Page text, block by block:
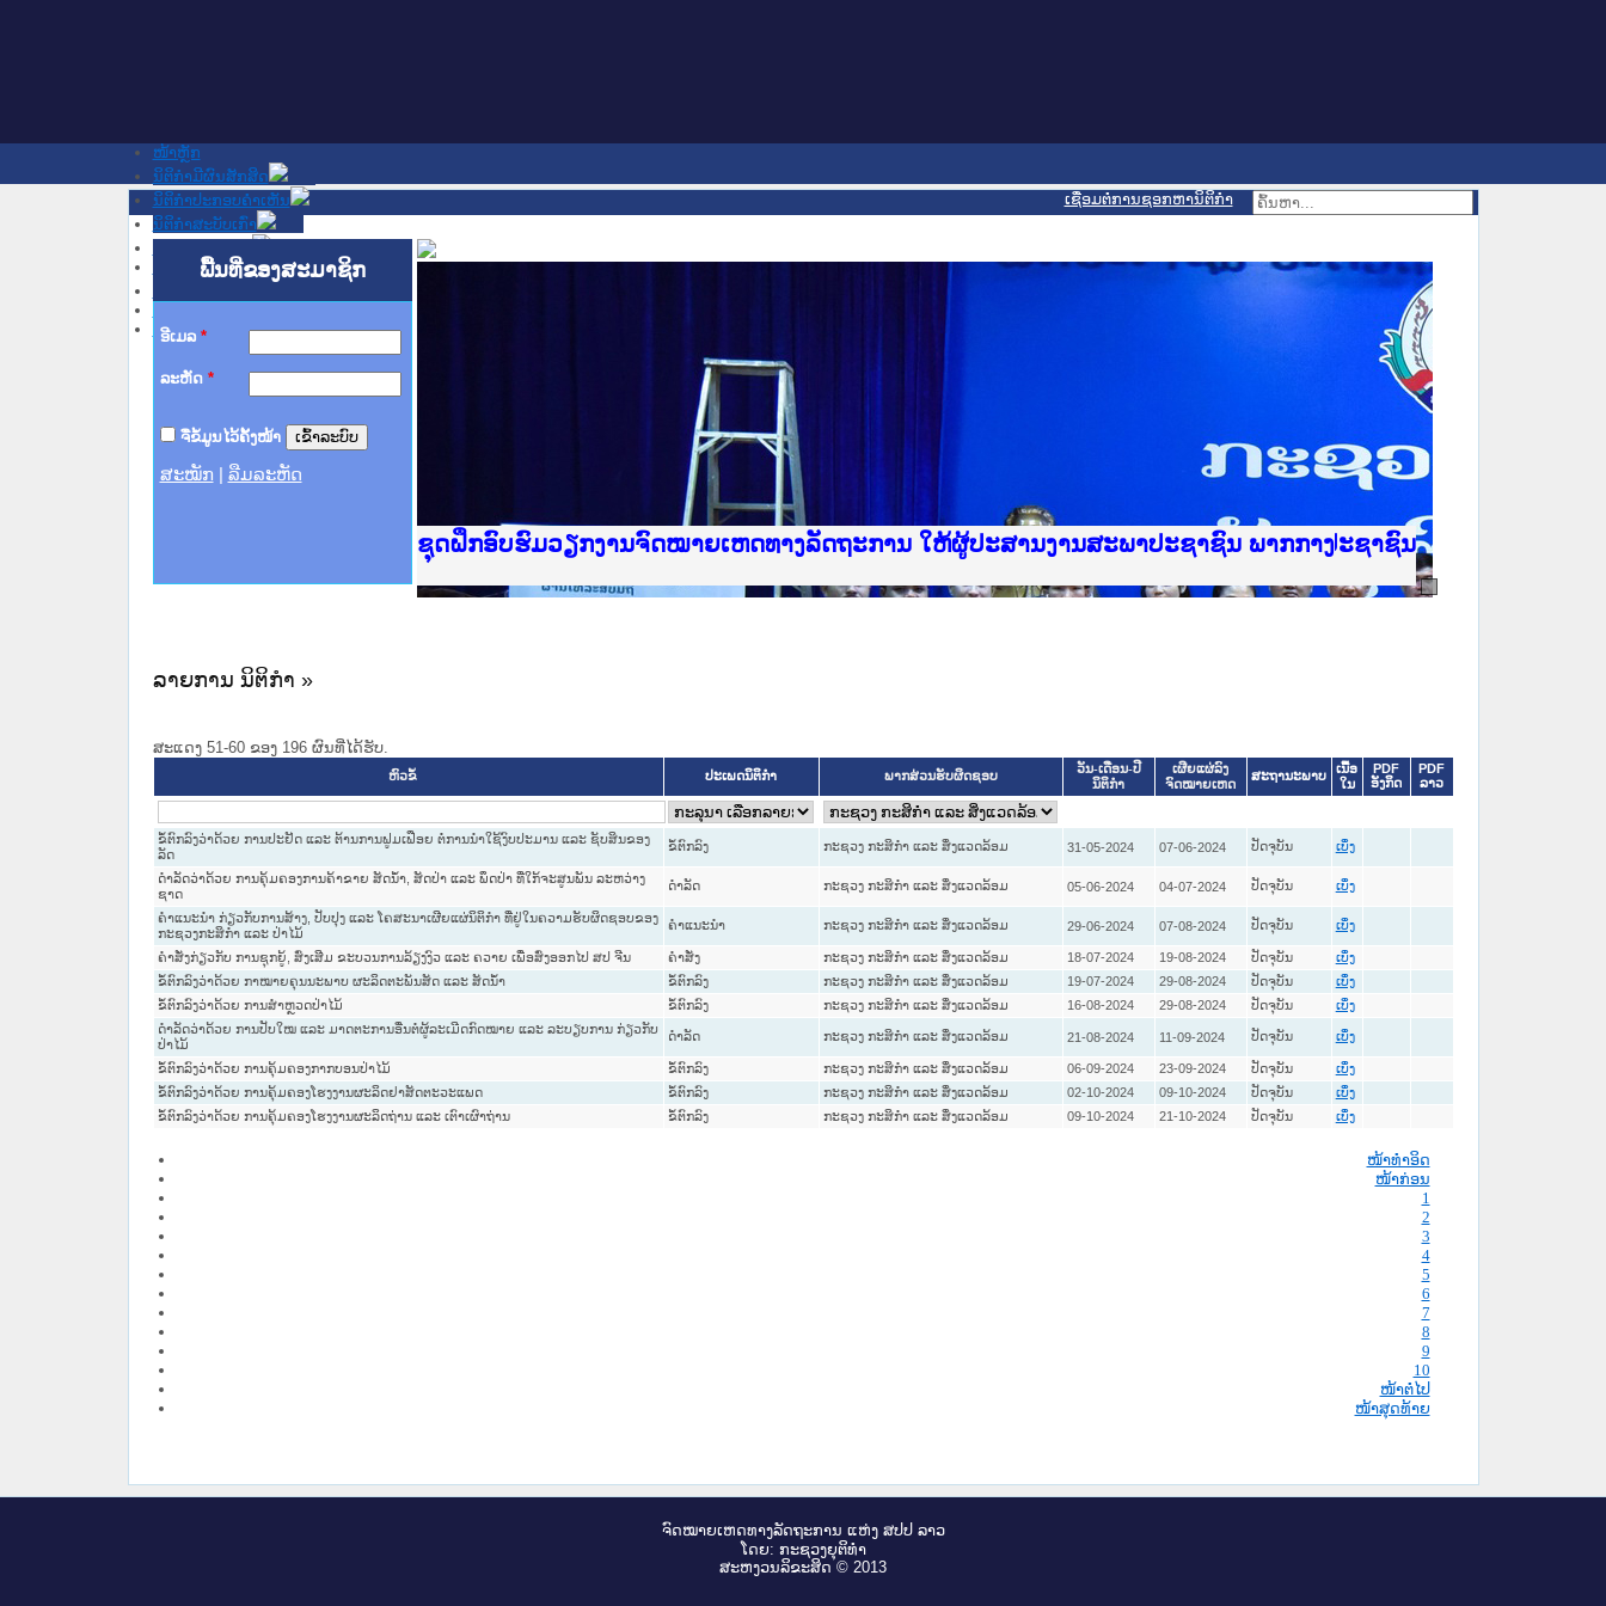
ໜ້າຫຼັກ
ນິຕິກໍາມີຜົນສັກສິດ
ນິຕິກໍາປະກອບຄໍາເຫັນ
ນິຕິກໍາສະບັບເກົ່າ
ເວັບໄຊອື່ນໆ
ຊ່ວຍເຫຼືອ
ເຊື່ອມຕໍ່ການຊອກຫານິຕິກຳ
ພື້ນທີ່ຂອງສະມາຊິກ
ອີເມລ *
ລະຫັດ *
ຈື່ຂໍ້ມູນໄວ້ຄັ້ງໜ້າ
ສະໝັກ ລືມລະຫັດ
Ministry of Justice Lao PDR
ເຜີຍແຜ່ວັບໄຊຈົດໝາຍເຫດທາງລັດຖະການ ແລະ ແອັບກົດໝາຍລາວ ທີ່ ສະຖາບັນຍຸຕິທຳແຫ່ງຊາດ
ກະຊວງຍຸຕິທຳ
ຊຸດຝຶກອົບຮົມວຽກງານຈົດໝາຍເຫດທາງລັດຖະການ ໃຫ້ຜູ້ປະສານງານສະພາປະຊາຊົນ ພາກເໜືອ
ກອງປະຊຸມທົບທວນຄືນການຈັດຕັ້ງປະຕິບັດວຽກງານຈົດໝາຍເຫດທາງລັດຖະການ
ຝຶກອົບຮົມ ຜູ່ປະສານງານວຽກງານຈົດໝາຍເຫດທາງລັດຖະການ ສຳລັບ ພາກກາງ
ຝຶກອົບຮົມ ຜູ່ປະສານງານວຽກງານຈົດໝາຍເຫດທາງລັດຖະການ ສຳລັບ ພາກໃຕ້
ເຜີຍແຜ່ແອັບກົດໝາຍລາວ ແລະ ເວັບໄຊຈົດໝາຍເຫດທາງລັດຖະການ ທີ່ ວິທະຍາຄານຕຳຫຼວດປະຊາຊົນ
ເຜີຍແຜ່ແອັບກົດໝາຍລາວ ແລະ ເວັບໄຊຈົດໝາຍເຫດທາງລັດຖະການ ທີ່ ວິທະຍາຄານສັນຕິບານປະຊາຊົນ
ຍົກລະດັບວຽກງານຈົດໝາຍເຫດທາງລັດຖະການໃຫ້ຜູ້ປະສານງານຂັ້ນແຂວງພາກເໜືອ
ຊຸດຝຶກອົບຮົມວຽກງານຈົດໝາຍເຫດທາງລັດຖະການ ໃຫ້ຜູ້ປະສານງານສະພາປະຊາຊົນ ພາກກາງ
ລາຍການ ນິຕິກໍາ »
ສະແດງ 51-60 ຂອງ 196 ຜົນທີ່ໄດ້ຮັບ.
ຫົວຂໍ້ ປະເພດນິຕິກຳ ພາກສ່ວນຮັບຜິດຊອບ
ວັນ-ເດືອນ-ປີ
ນິຕິກໍາ
ເຜີຍແຜ່ລົງ
ຈົດໝາຍເຫດ
ສະຖານະພາບ
ເນື້ອ
ໃນ
PDF
ອັງກິດ
PDF
ລາວ
ຂໍ້ຕົກລົງວ່າດ້ວຍ ການປະຢັດ ແລະ ຕ້ານການຟູມເຟືອຍ ຕໍ່ການນຳໃຊ້ງົບປະມານ ແລະ ຊັບສິນຂອງ
ລັດ
ຂໍ້ຕົກລົງ ກະຊວງ ກະສິກຳ ແລະ ສິ່ງແວດລ້ອມ 31-05-2024 07-06-2024 ປັດຈຸບັນ ເບິ່ງ
ດຳລັດວ່າດ້ວຍ ການຄຸ້ມຄອງການຄ້າຂາຍ ສັດນ້ຳ, ສັດປ່າ ແລະ ພຶດປ່າ ທີ່ໃກ້ຈະສູນພັນ ລະຫວ່າງ
ຊາດ
ດໍາລັດ ກະຊວງ ກະສິກຳ ແລະ ສິ່ງແວດລ້ອມ 05-06-2024 04-07-2024 ປັດຈຸບັນ ເບິ່ງ
ຄຳແນະນຳ ກ່ຽວກັບການສ້າງ, ປັບປຸງ ແລະ ໂຄສະນາເຜີຍແຜ່ນິຕິກຳ ທີ່ຢູ່ໃນຄວາມຮັບຜິດຊອບຂອງ
ກະຊວງກະສິກຳ ແລະ ປ່າໄມ້
ຄໍາແນະນໍາ ກະຊວງ ກະສິກຳ ແລະ ສິ່ງແວດລ້ອມ 29-06-2024 07-08-2024 ປັດຈຸບັນ ເບິ່ງ
ຄຳສັ່ງກ່ຽວກັບ ການຊຸກຍູ້, ສົ່ງເສີມ ຂະບວນການລ້ຽງງົວ ແລະ ຄວາຍ ເພື່ອສົ່ງອອກໄປ ສປ ຈີນ ຄໍາສັ່ງ ກະຊວງ ກະສິກຳ ແລະ ສິ່ງແວດລ້ອມ 18-07-2024 19-08-2024 ປັດຈຸບັນ ເບິ່ງ
ຂໍ້ຕົກລົງວ່າດ້ວຍ ກາໝາຍຄຸນນະພາບ ຜະລິດຕະພັນສັດ ແລະ ສັດນ້ຳ ຂໍ້ຕົກລົງ ກະຊວງ ກະສິກຳ ແລະ ສິ່ງແວດລ້ອມ 19-07-2024 29-08-2024 ປັດຈຸບັນ ເບິ່ງ
ຂໍ້ຕົກລົງວ່າດ້ວຍ ການສຳຫຼວດປ່າໄມ້ ຂໍ້ຕົກລົງ ກະຊວງ ກະສິກຳ ແລະ ສິ່ງແວດລ້ອມ 16-08-2024 29-08-2024 ປັດຈຸບັນ ເບິ່ງ
ດຳລັດວ່າດ້ວຍ ການປັບໃໝ ແລະ ມາດຕະການອື່ນຕໍ່ຜູ້ລະເມີດກົດໝາຍ ແລະ ລະບຽບການ ກ່ຽວກັບ
ປ່າໄມ້
ດໍາລັດ ກະຊວງ ກະສິກຳ ແລະ ສິ່ງແວດລ້ອມ 21-08-2024 11-09-2024 ປັດຈຸບັນ ເບິ່ງ
ຂໍ້ຕົກລົງວ່າດ້ວຍ ການຄຸ້ມຄອງກາກບອນປ່າໄມ້ ຂໍ້ຕົກລົງ ກະຊວງ ກະສິກຳ ແລະ ສິ່ງແວດລ້ອມ 06-09-2024 23-09-2024 ປັດຈຸບັນ ເບິ່ງ
ຂໍ້ຕົກລົງວ່າດ້ວຍ ການຄຸ້ມຄອງໂຮງງານຜະລິດຢາສັດຕະວະແພດ ຂໍ້ຕົກລົງ ກະຊວງ ກະສິກຳ ແລະ ສິ່ງແວດລ້ອມ 02-10-2024 09-10-2024 ປັດຈຸບັນ ເບິ່ງ
ຂໍ້ຕົກລົງວ່າດ້ວຍ ການຄຸ້ມຄອງໂຮງງານຜະລິດຖ່ານ ແລະ ເຕົາເຜົາຖ່ານ ຂໍ້ຕົກລົງ ກະຊວງ ກະສິກຳ ແລະ ສິ່ງແວດລ້ອມ 09-10-2024 21-10-2024 ປັດຈຸບັນ ເບິ່ງ
ໜ້າທໍາອິດ
ໜ້າກ່ອນ
1
2
3
4
5
6
7
8
9
10
ໜ້າຕໍ່ໄປ
ໜ້າສຸດທ້າຍ
ຈົດ​ໝາຍ​ເຫດ​ທາງ​ລັດ​ຖະ​ການ ແຫ່ງ ສ​ປ​ປ ລາວ
ໂດຍ: ກະ​ຊວງຍຸ​ຕິ​ທຳ
ສະ​ຫງວນ​ລິ​ຂະ​ສິດ © 2013